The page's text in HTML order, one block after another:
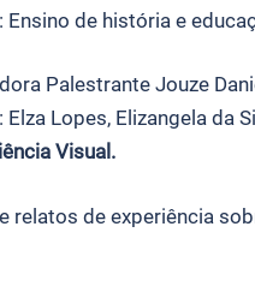
de história e
Palestrante Jouze
Lopes, Elizangela da
Visual.
relatos de experiência